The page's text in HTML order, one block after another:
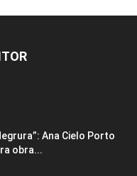
Ana Cielo Porto
obra...